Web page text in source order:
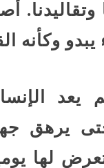
وكأنه
يعد
يرهق
لها